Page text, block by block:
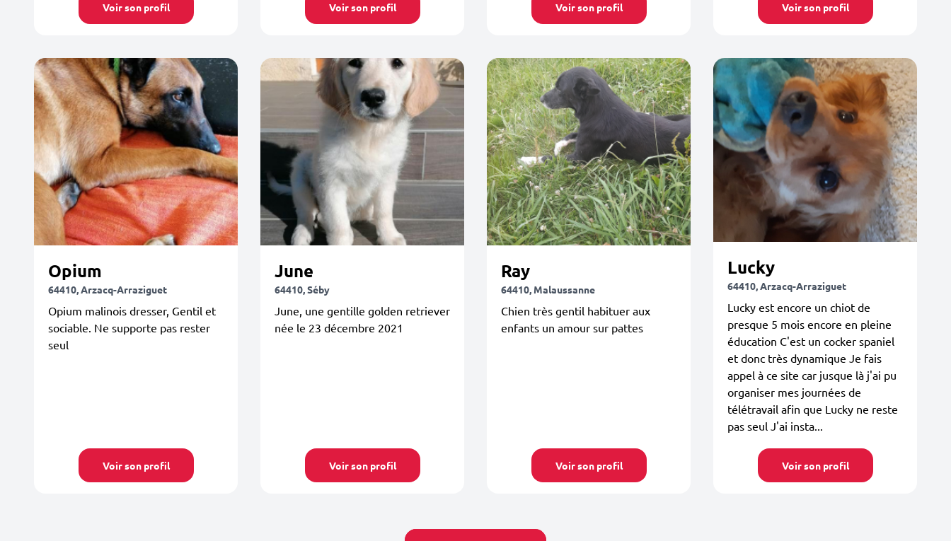
Voir son profil Voir son profil Voir son profil Voir son profil
Opium
64410, Arzacq-Arraziguet
Opium malinois dresser, Gentil et
sociable. Ne supporte pas rester
seul
Voir son profil
June
64410, Séby
June, une gentille golden retriever
née le 23 décembre 2021
Voir son profil
Ray
64410, Malaussanne
Chien très gentil habituer aux
enfants un amour sur pattes
Voir son profil
Lucky
64410, Arzacq-Arraziguet
Lucky est encore un chiot de
presque 5 mois encore en pleine
éducation C'est un cocker spaniel
et donc très dynamique Je fais
appel à ce site car jusque là j'ai pu
organiser mes journées de
télétravail afin que Lucky ne reste
pas seul J'ai insta...
Voir son profil